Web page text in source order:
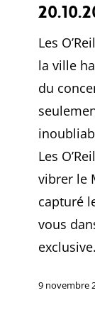
Les
la ville
du
Les
vibrer le
capturé
vous
9 novembre